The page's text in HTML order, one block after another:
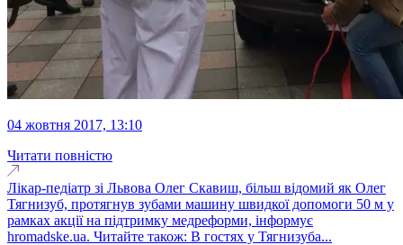
04 жовтня 2017, 13:10
Читати повністю
Лікар-педіатр зі Львова Олег Скавиш, більш відомий як Олег
Тягнизуб, протягнув зубами машину швидкої допомоги 50 м у
рамках акції на підтримку медреформи, інформує
hromadske.ua. Читайте також: В гостях у Тягнизуба...